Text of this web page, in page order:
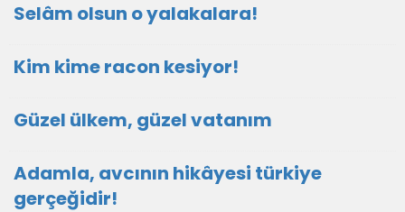
Selâm olsun o yalakalara!
Kim kime racon kesiyor!
Güzel ülkem, güzel vatanım
Adamla, avcının hikâyesi türkiye
gerçeğidir!